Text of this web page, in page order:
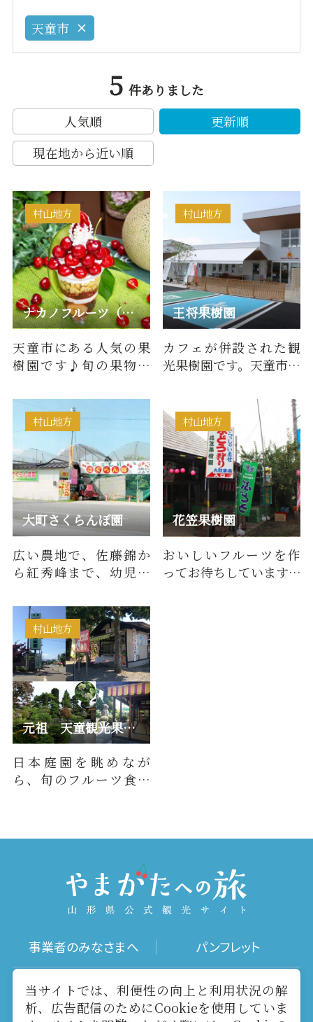
天童市
5 件ありました
人気順
更新順
現在地から近い順
ナカノフルーツ（仲野観光果樹園）
村山地方
天童市にある人気の果
樹園です♪旬の果物狩
他にもが併設された果
樹園直営…
王将果樹園
村山地方
カフェが併設された観
光果樹園です。天童市内
らんぼ狩りができます。
約10…
大町さくらんぼ園
村山地方
広い農地で、佐藤錦か
ら紅秀峰まで、幼児や
もぎ取りできます。ホー
ムペー…
花笠果樹園
村山地方
おいしいフルーツを作
ってお待ちしています。
元祖 天童観光果樹園
村山地方
日本庭園を眺めなが
ら、旬のフルーツ食べ
事業者のみなさまへ パンフレット
写真ダウンロード 動画ギャラリー
当サイトでは、利便性の向上と利用状況の解
析、広告配信のためにCookieを使用していま